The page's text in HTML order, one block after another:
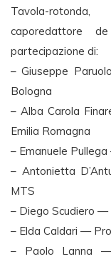
Tavola-
caporedattore
partecipazione di:
– Giuseppe
Bologna
– Alba Carola
Emilia Romagna
– Emanuele
– Antonietta
MTS
– Diego Scudiero
– Elda Caldari —
– Paolo Lanna —